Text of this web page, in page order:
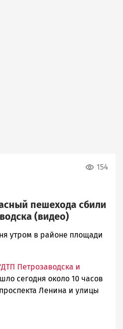
154
пешехода сбили
(видео)
утром в районе площади
Петрозаводска и
сегодня около 10 часов
Ленина и улицы